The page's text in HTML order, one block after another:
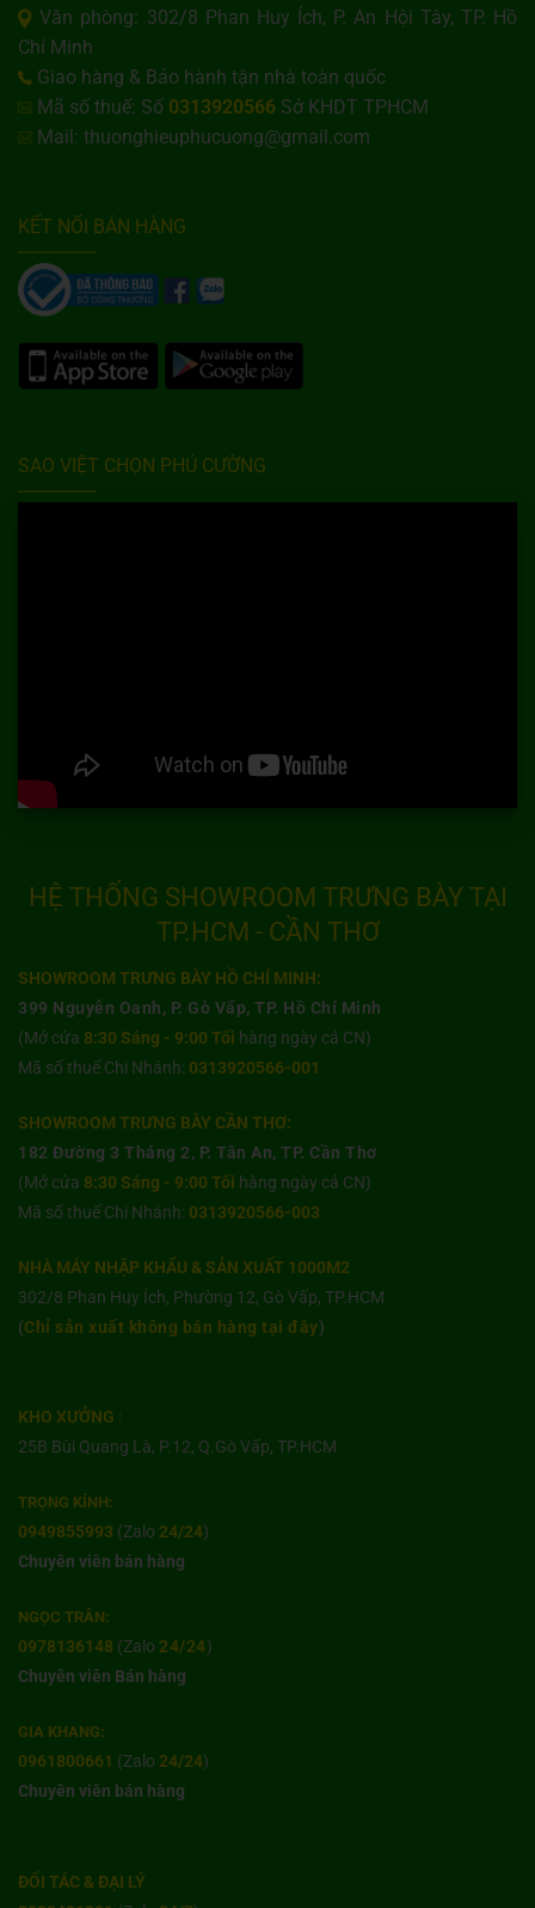
Văn phòng: 302/8 Phan Huy Ích, P. An Hội Tây, TP. Hồ
Chí Minh
Giao hàng & Bảo hành tận nhà toàn quốc
Mã số thuế: Số 0313920566 Sở KHDT TPHCM
Mail: thuonghieuphucuong@gmail.com
KẾT NỐI BÁN HÀNG
SAO VIỆT CHỌN PHÚ CƯỜNG
HỆ THỐNG SHOWROOM TRƯNG BÀY TẠI
TP.HCM - CẦN THƠ
SHOWROOM TRƯNG BÀY HỒ CHÍ MINH:
399 Nguyễn Oanh, P. Gò Vấp, TP. Hồ Chí Minh
(Mở cửa 8:30 Sáng - 9:00 Tối hàng ngày cả CN)
Mã số thuế Chi Nhánh: 0313920566-001
SHOWROOM TRƯNG BÀY CẦN THƠ:
182 Đường 3 Tháng 2, P. Tân An, TP. Cần Thơ
(Mở cửa 8:30 Sáng - 9:00 Tối hàng ngày cả CN)
Mã số thuế Chi Nhánh: 0313920566-003
NHÀ MÁY NHẬP KHẨU & SẢN XUẤT 1000M2
302/8 Phan Huy Ích, Phường 12, Gò Vấp, TP.HCM
(Chỉ sản xuất không bán hàng tại đây)
KHO XƯỞNG :
25B Bùi Quang Là, P.12, Q.Gò Vấp, TP.HCM
TRỌNG KÍNH:
0949855993 (Zalo 24/24)
Chuyên viên bán hàng
NGỌC TRÂN:
0978136148 (Zalo 24/24)
Chuyên viên Bán hàng
GIA KHANG:
0961800661 (Zalo 24/24)
Chuyên viên bán hàng
ĐỐI TÁC & ĐẠI LÝ